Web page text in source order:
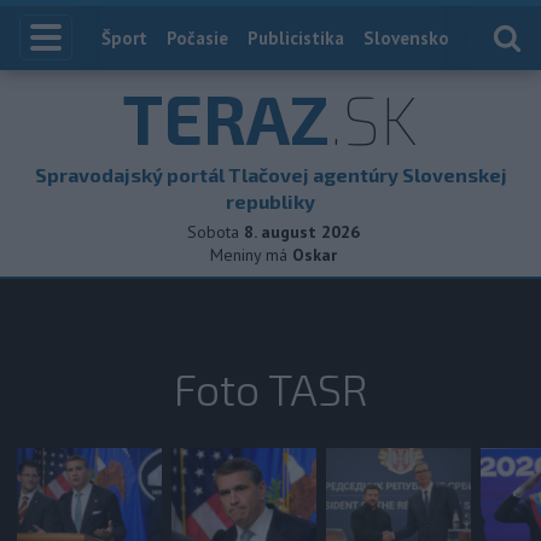
Index
Šport Počasie Publicistika Slovensko
TERAZ.SK
Spravodajský portál Tlačovej agentúry Slovenskej
republiky
Sobota 8. august 2026
Meniny má Oskar
Foto TASR